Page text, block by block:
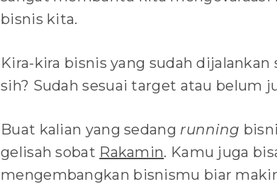
bisnis kita.
Kira-kira bisnis yang sudah
sih? Sudah sesuai target atau belum
Buat kalian yang sedang running
gelisah sobat Rakamin. Kamu juga
mengembangkan bisnismu biar